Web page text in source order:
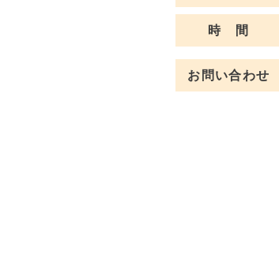
時 間
お問い合わせ